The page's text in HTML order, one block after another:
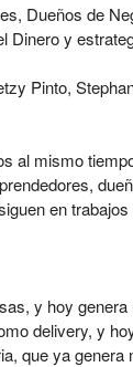
Dueños de
Dinero y
Pinto,
al mismo
en
y hoy
delivery, y
que ya